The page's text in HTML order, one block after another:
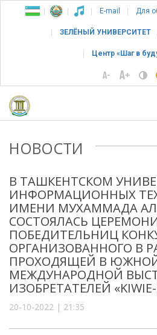
E-mail Для
ЗЕЛЁНЫЙ УНИВЕРСИТЕТ
Центр «Шаг в
НОВОСТИ
В ТАШКЕНТСКОМ
ИНФОРМАЦИОННЫХ
ИМЕНИ МУХАММАДА
СОСТОЯЛАСЬ
ПОБЕДИТЕЛЬНИЦ
ОРГАНИЗОВАННОГО В
ПРОХОДЯЩЕЙ В
МЕЖДУНАРОДНОЙ
ИЗОБРЕТАТЕЛЕЙ «KIWIE-
20-10-2022 | 21:35